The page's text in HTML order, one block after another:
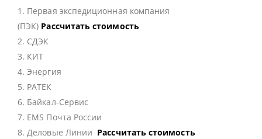
1. Первая экспедиционная компания
(ПЭК) Рассчитать стоимость
2. СДЭК
3. КИТ
4. Энергия
5. РАТЕК
6. Байкал-Сервис
7. EMS Почта России
8. Деловые Линии Рассчитать стоимость